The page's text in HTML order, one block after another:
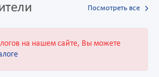
Посмотреть все
на нашем сайте, Вы можете